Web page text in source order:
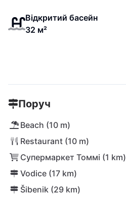
Відкритий басейн
32 м²
Поруч
Beach (10 m)
Restaurant (10 m)
Супермаркет Томмі (1 km)
Vodice (17 km)
Šibenik (29 km)